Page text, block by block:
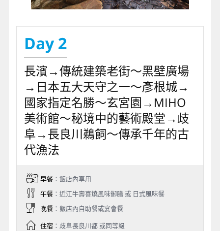
Day 2
長濱→傳統建築老街～黑壁廣場
→日本五大天守之一～彥根城→
國家指定名勝～玄宮園→MIHO
美術館～秘境中的藝術殿堂→歧
阜→長良川鵜飼～傳承千年的古
代漁法
早餐：飯店內享用
午餐：近江牛壽喜燒風味御膳 或 日式風味餐
晚餐：飯店內自助餐或宴會餐
住宿：歧阜長良川都 或同等級